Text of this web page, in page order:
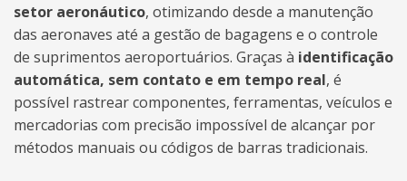
setor aeronáutico, otimizando desde a manutenção
das aeronaves até a gestão de bagagens e o controle
de suprimentos aeroportuários. Graças à identificação
automática, sem contato e em tempo real, é
possível rastrear componentes, ferramentas, veículos e
mercadorias com precisão impossível de alcançar por
métodos manuais ou códigos de barras tradicionais.